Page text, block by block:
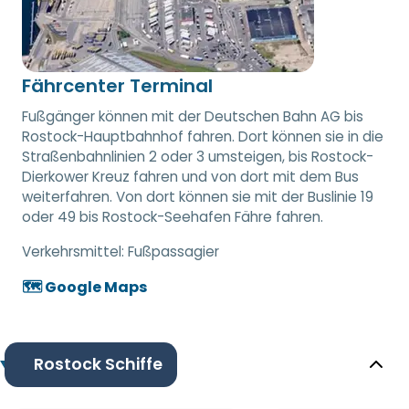
Fährcenter Terminal
Fußgänger können mit der Deutschen Bahn AG bis
Rostock-Hauptbahnhof fahren. Dort können sie in die
Straßenbahnlinien 2 oder 3 umsteigen, bis Rostock-
Dierkower Kreuz fahren und von dort mit dem Bus
weiterfahren. Von dort können sie mit der Buslinie 19
oder 49 bis Rostock-Seehafen Fähre fahren.
Verkehrsmittel: Fußpassagier
🗺️ Google Maps
Rostock Schiffe